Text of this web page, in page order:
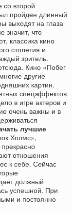
второй
пройден длинный
выходят на глаза
значит, что
классика кино
столетия и
зритель.
Кино «Побег
другие
картин.
спецэффектов
в игре актеров и
очень важны и в
лучшие
Холмс»,
отношения
к себе. Сейчас
должный
успешной. При
и постоянно